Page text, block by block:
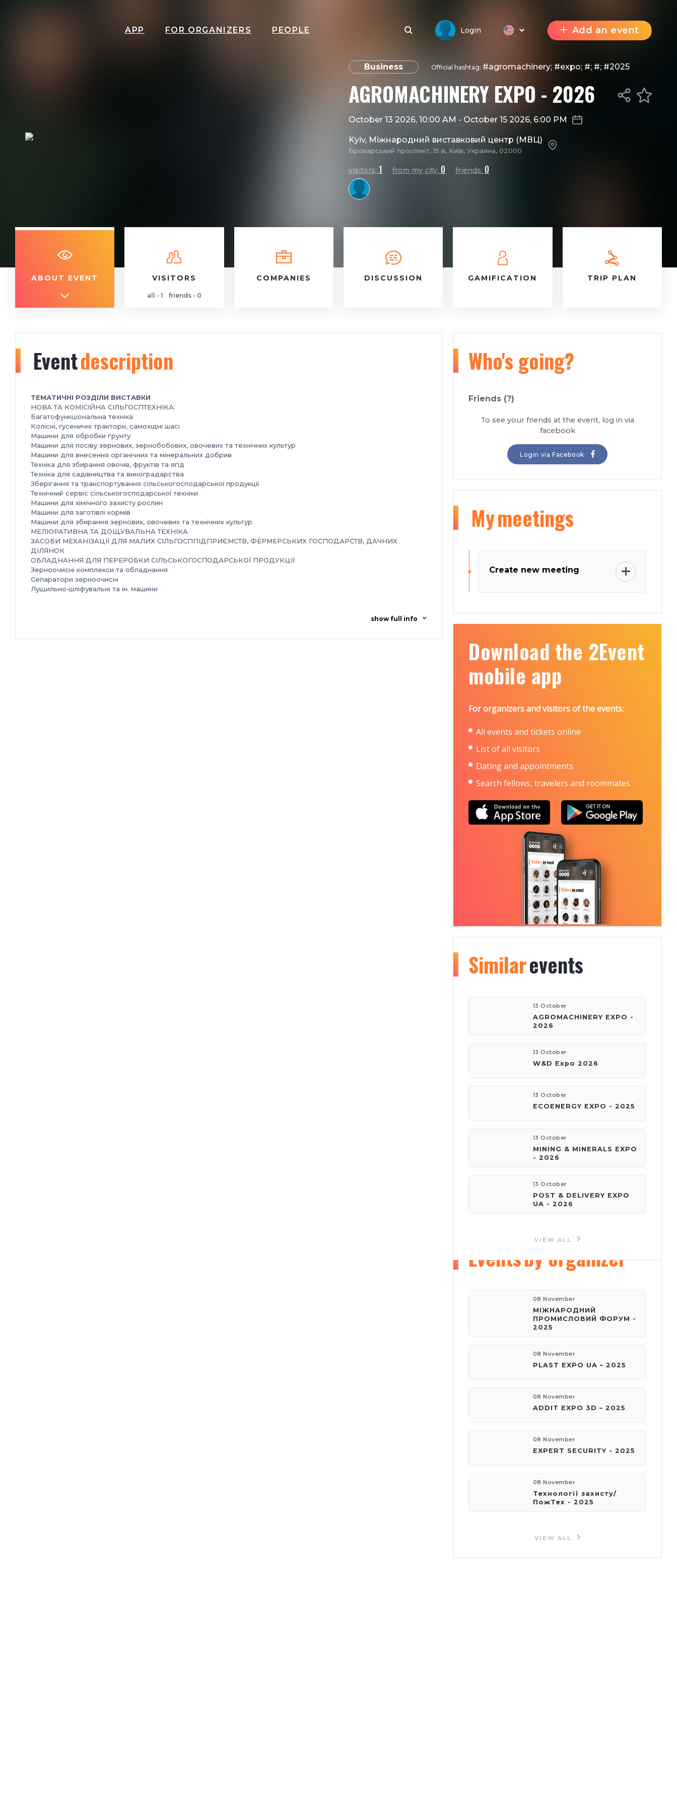
APP FOR ORGANIZERS PEOPLE Login Add an event
Business Official hashtag: #agromachinery; #expo; #; #; #2025
AGROMACHINERY EXPO - 2026
October 13 2026, 10:00 AM - October 15 2026, 6:00 PM
Kyiv, Міжнародний виставковий центр (МВЦ)
Броварський проспект, 15 в, Київ, Украина, 02000
visitors: 1 from my city: 0 friends: 0
ABOUT EVENT VISITORS
all - 1 friends - 0
COMPANIES DISCUSSION GAMIFICATION TRIP PLAN
Eventdescription
ТЕМАТИЧНІ РОЗДІЛИ ВИСТАВКИ
НОВА ТА КОМІСІЙНА СІЛЬГОСПТЕХНІКА:
Багатофункціональна техніка
Колісні, гусеничні трактори, самохідні шасі
Машини для обробки ґрунту
Машини для посіву зернових, зернобобових, овочевих та технічних культур
Машини для внесення органічних та мінеральних добрив
Техніка для збирання овочів, фруктів та ягід
Техніка для садівництва та виноградарства
Зберігання та транспортування сільськогосподарської продукції
Технічний сервіс сільськогосподарської техніки
Машини для хімічного захисту рослин
Машини для заготівлі кормів
Машини для збирання зернових, овочевих та технічних культур
МЕЛІОРАТИВНА ТА ДОЩУВАЛЬНА ТЕХНІКА
ЗАСОБИ МЕХАНІЗАЦІЇ ДЛЯ МАЛИХ СІЛЬГОСППІДПРИЄМСТВ, ФЕРМЕРСЬКИХ ГОСПОДАРСТВ, ДАЧНИХ
ДІЛЯНОК
ОБЛАДНАННЯ ДЛЯ ПЕРЕРОБКИ СІЛЬСЬКОГОСПОДАРСЬКОЇ ПРОДУКЦІЇ
Зерноочисні комплекси та обладнання
Сепаратори зерноочисні
Лущильно‑шліфувальні та ін. машини
show full info
Who's going?
Friends (?)
To see your friends at the event, log in via
facebook
Login via Facebook
Mymeetings
Create new meeting
Download the 2Event
mobile app
For organizers and visitors of the events:
All events and tickets online
List of all visitors
Dating and appointments
Search fellows, travelers and roommates
Organizerinfo
150
phone:
e-mail:
reklama@iec-expo.com.ua
Visit website
Eventsby organizer
08 November
МІЖНАРОДНИЙ
ПРОМИСЛОВИЙ ФОРУМ -
2025
08 November
PLAST EXPO UA – 2025
08 November
ADDIT EXPO 3D – 2025
08 November
EXPERT SECURITY - 2025
08 November
Технології захисту/
ПожТех - 2025
VIEW ALL
Similarevents
13 October
AGROMACHINERY EXPO -
2026
13 October
W&D Expo 2026
13 October
ECOENERGY EXPO - 2025
13 October
MINING & MINERALS EXPO
- 2026
13 October
POST & DELIVERY EXPO
UA - 2026
VIEW ALL